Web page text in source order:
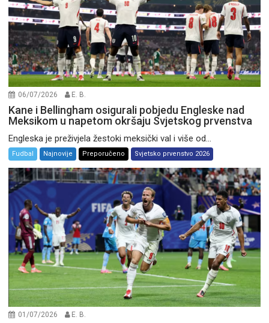
06/07/2026 E. B.
Kane i Bellingham osigurali pobjedu Engleske nad
Meksikom u napetom okršaju Svjetskog prvenstva
Engleska je preživjela žestoki meksički val i više od...
Fudbal Najnovije Preporučeno Svjetsko prvenstvo 2026
01/07/2026 E. B.